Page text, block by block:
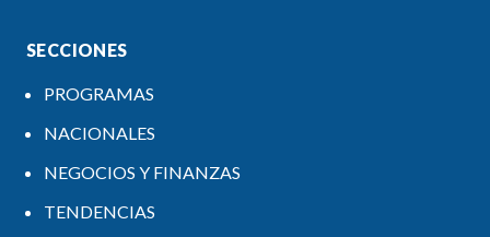
SECCIONES
PROGRAMAS
NACIONALES
NEGOCIOS Y FINANZAS
TENDENCIAS